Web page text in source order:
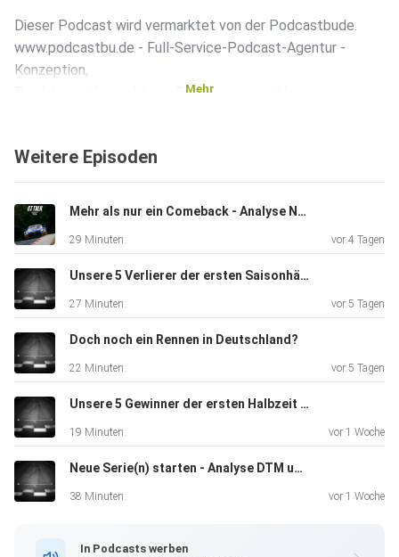
Dieser Podcast wird vermarktet von der Podcastbude.
www.podcastbu.de - Full-Service-Podcast-Agentur -
Konzeption,
Produktion, Vermarktung, Distribution und Hosting.
damit Geld
Dann schaue auf www.kostenlos-hosten.de und informiere
dich.
Dort erhältst du alle Informationen zu unseren kostenlosen
Podcast-Hosting-Angeboten. kostenlos-hosten.de ist ein
Produkt
Mehr
Weitere Episoden
Mehr als nur ein Comeback - Analyse NLS 7 und IMSA
29 Minuten vor 4 Tagen
Unsere 5 Verlierer der ersten Saisonhälfte | Formel 1 2026
27 Minuten vor 5 Tagen
Doch noch ein Rennen in Deutschland?
22 Minuten vor 5 Tagen
Unsere 5 Gewinner der ersten Halbzeit 2026 | Formel 1
19 Minuten vor 1 Woche
Neue Serie(n) starten - Analyse DTM und Vorschau NLS 7
38 Minuten vor 1 Woche
In Podcasts werben